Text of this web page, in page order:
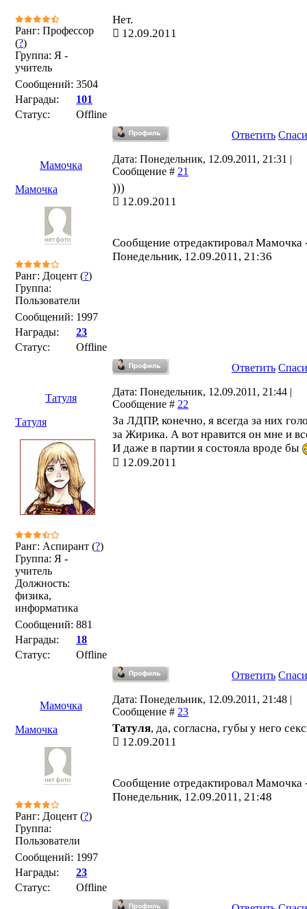
Ранг: Профессор
(?)
Группа: Я -
учитель
Сообщений: 3504
Награды:
101
Статус:
Offline
Нет.
12.09.2011
Ответить
Мамочка
Дата: Понедельник, 12.09.2011, 21:31 |
Сообщение # 21
Мамочка
Ранг: Доцент (?)
Группа:
Пользователи
Сообщений: 1997
Награды:
23
Статус:
Offline
)))
12.09.2011
Сообщение отредактировал Мамочка
Понедельник, 12.09.2011, 21:36
Ответить
Татуля
Дата: Понедельник, 12.09.2011, 21:44 |
Сообщение # 22
Татуля
Ранг: Аспирант (?)
Группа: Я -
учитель
Должность:
физика,
информатика
Сообщений: 881
Награды:
18
Статус:
Offline
За ЛДПР, конечно, я всегда за них
за Жирика. А вот нравится он мне и
И даже в партии я состояла вроде бы
12.09.2011
Ответить
Мамочка
Дата: Понедельник, 12.09.2011, 21:48 |
Сообщение # 23
Мамочка
Ранг: Доцент (?)
Группа:
Пользователи
Сообщений: 1997
Награды:
23
Статус:
Offline
Татуля, да, согласна, губы у него
12.09.2011
Сообщение отредактировал Мамочка
Понедельник, 12.09.2011, 21:48